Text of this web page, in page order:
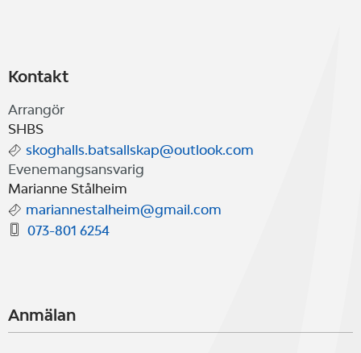
Kontakt
Arrangör
SHBS
skoghalls.batsallskap@outlook.com
Evenemangsansvarig
Marianne Stålheim
mariannestalheim@gmail.com
073-801 6254
Anmälan